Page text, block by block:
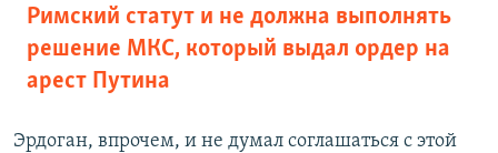
Римский статут и не должна выполнять
решение МКС, который выдал ордер на
арест Путина
Эрдоган, впрочем, и не думал соглашаться с этой